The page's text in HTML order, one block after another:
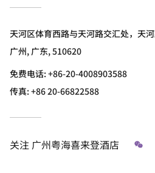
天河区体育西路与天河路交汇处，天
广州, 广东, 510620
免费电话:+86-20-4008903588
传真:+86 20-66822588
关注 广州粤海喜来登酒店